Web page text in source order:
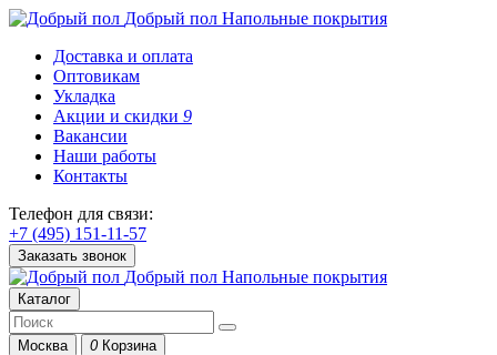
Добрый пол Напольные покрытия
Доставка и оплата
Оптовикам
Укладка
Акции и скидки 9
Вакансии
Наши работы
Контакты
Телефон для связи:
+7 (495) 151-11-57
Заказать звонок
Добрый пол Напольные покрытия
Каталог
Москва 0 Корзина